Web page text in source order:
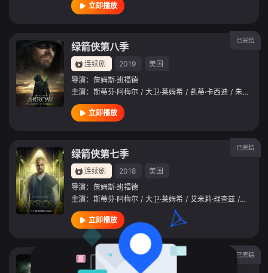
立即播放
已完结
绿箭侠第八季
连续剧 2019
美国
导演： 詹姆斯·班福德
主演： 斯蒂芬·阿梅尔 / 大卫·莱姆希 / 凯蒂·卡西迪 / 朱丽安娜·哈凯夫
立即播放
已完结
绿箭侠第七季
连续剧 2018
美国
导演： 詹姆斯·班福德
主演： 斯蒂芬·阿梅尔 / 大卫·莱姆希 / 艾米莉·理查兹 / 埃克·科
立即播放
已完结
绿箭侠第六季